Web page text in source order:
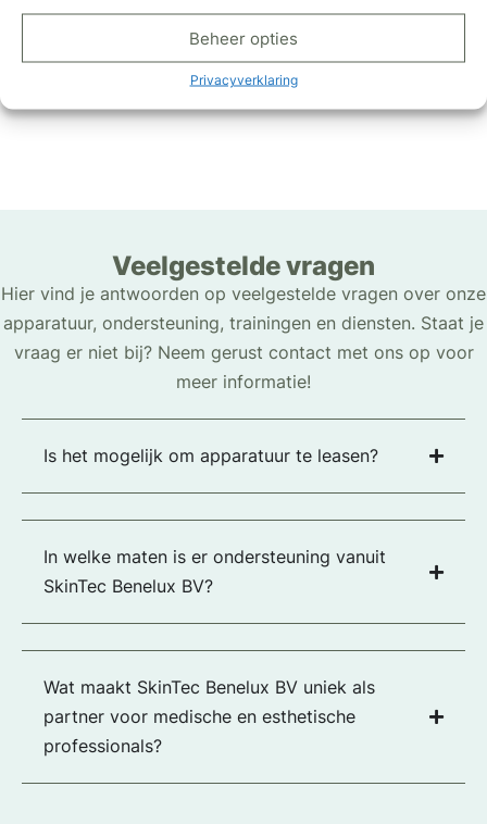
Beheer opties
Privacyverklaring
Veelgestelde vragen
Hier vind je antwoorden op veelgestelde vragen over onze
apparatuur, ondersteuning, trainingen en diensten. Staat je
vraag er niet bij? Neem gerust contact met ons op voor
meer informatie!
Is het mogelijk om apparatuur te leasen?
In welke maten is er ondersteuning vanuit
SkinTec Benelux BV?
Wat maakt SkinTec Benelux BV uniek als
partner voor medische en esthetische
professionals?